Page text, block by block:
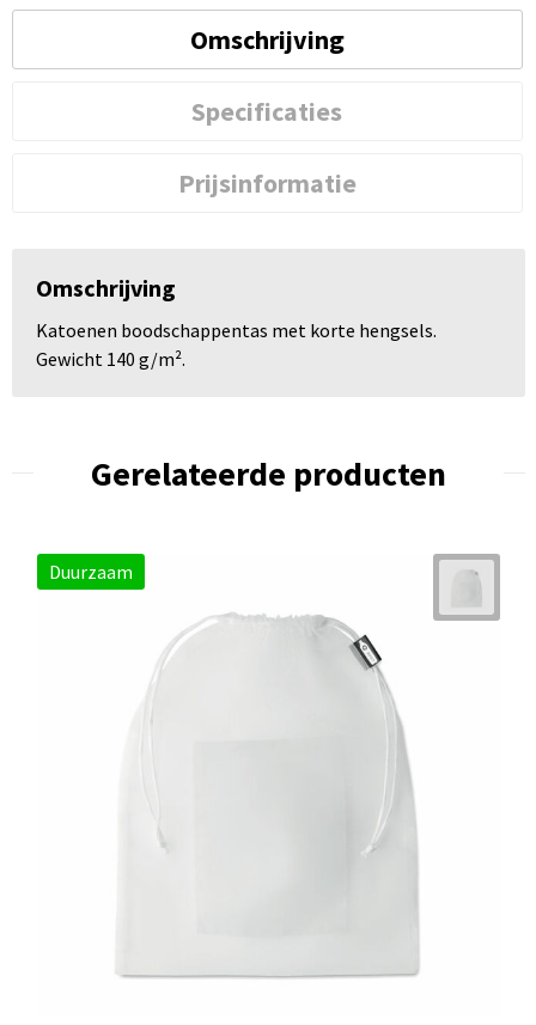
Omschrijving
Specificaties
Prijsinformatie
Omschrijving
Katoenen boodschappentas met korte hengsels.
Gewicht 140 g/m².
Gerelateerde producten
Duurzaam